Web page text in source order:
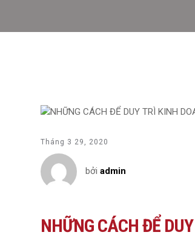
Tháng 3 29, 2020
bởi admin
NHỮNG CÁCH ĐỂ